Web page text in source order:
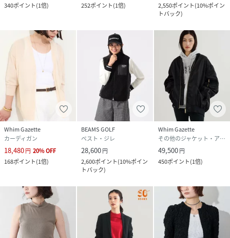
340ポイント(1倍)
252ポイント(1倍)
2,550ポイント(10%ポイン
トバック)
Whim Gazette
カーディガン
18,480円 20%OFF
168ポイント(1倍)
BEAMS GOLF
ベスト・ジレ
28,600円
2,600ポイント(10%ポイン
トバック)
Whim Gazette
その他のジャケット・アウター
49,500円
450ポイント(1倍)